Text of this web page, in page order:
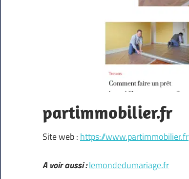
partimmobilier.fr
Site web : https://www.partimmobilier.fr
A voir aussi :lemondedumariage.fr